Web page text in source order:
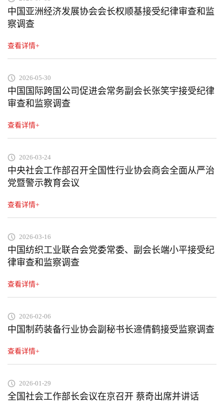
中国亚洲经济发展协会会长权顺基接受纪律审查和监
察调查
查看详情+
2026-05-30
中国国际跨国公司促进会常务副会长张笑宇接受纪律
审查和监察调查
查看详情+
2026-03-24
中央社会工作部召开全国性行业协会商会全面从严治
党暨警示教育会议
查看详情+
2026-03-16
中国纺织工业联合会党委常委、副会长端小平接受纪
律审查和监察调查
查看详情+
2026-02-06
中国制药装备行业协会副秘书长遆倩鹤接受监察调查
查看详情+
2026-01-29
全国社会工作部长会议在京召开 蔡奇出席并讲话